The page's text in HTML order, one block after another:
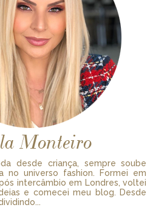
Monteiro
desde criança, sempre soube
no universo fashion. Formei em
intercâmbio em Londres, voltei
e comecei meu blog. Desde